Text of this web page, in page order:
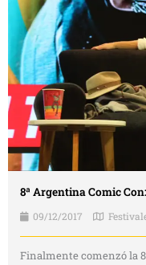
8ª Argentina Comic
09/12/2017
Finalmente comenzó la